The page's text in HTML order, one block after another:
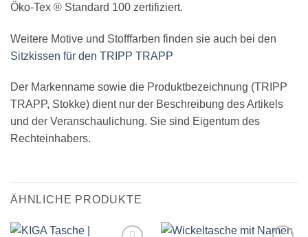
Öko-Tex ® Standard 100 zertifiziert.
Weitere Motive und Stofffarben finden sie auch bei den
Sitzkissen für den TRIPP TRAPP
Der Markenname sowie die Produktbezeichnung (TRIPP
TRAPP, Stokke) dient nur der Beschreibung des Artikels
und der Veranschaulichung. Sie sind Eigentum des
Rechteinhabers.
ÄHNLICHE PRODUKTE